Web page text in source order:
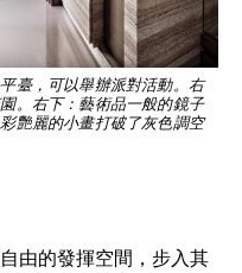
臺，可以舉辦派對活動。右
。右下：藝術品一般的鏡子
艷麗的小畫打破了灰色調空
由的發揮空間，步入其